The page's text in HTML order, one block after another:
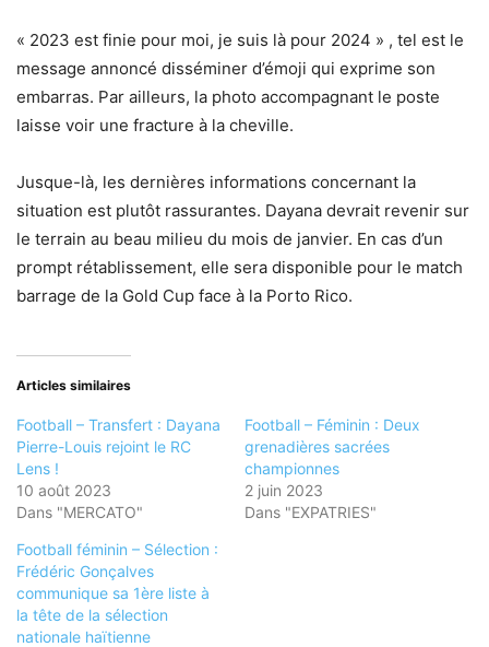
« 2023 est finie pour moi, je suis là pour 2024 » , tel est le
message annoncé disséminer d’émoji qui exprime son
embarras. Par ailleurs, la photo accompagnant le poste
laisse voir une fracture à la cheville.
Jusque-là, les dernières informations concernant la
situation est plutôt rassurantes. Dayana devrait revenir sur
le terrain au beau milieu du mois de janvier. En cas d’un
prompt rétablissement, elle sera disponible pour le match
barrage de la Gold Cup face à la Porto Rico.
Articles similaires
Football – Transfert : Dayana
Pierre-Louis rejoint le RC
Lens !
10 août 2023
Dans "MERCATO"
Football – Féminin : Deux
grenadières sacrées
championnes
2 juin 2023
Dans "EXPATRIES"
Football féminin – Sélection :
Frédéric Gonçalves
communique sa 1ère liste à
la tête de la sélection
nationale haïtienne